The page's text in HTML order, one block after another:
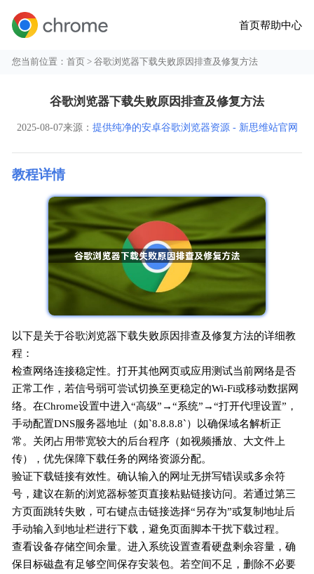
首页帮助中心
您当前位置：首页 > 谷歌浏览器下载失败原因排查及修复方法
谷歌浏览器下载失败原因排查及修复方法
2025-08-07来源： 提供纯净的安卓谷歌浏览器资源 - 新思维站官网
教程详情
以下是关于谷歌浏览器下载失败原因排查及修复方法的详细教
程：
检查网络连接稳定性。打开其他网页或应用测试当前网络是否
正常工作，若信号弱可尝试切换至更稳定的Wi-Fi或移动数据网
络。在Chrome设置中进入“高级”→“系统”→“打开代理设置”，
手动配置DNS服务器地址（如`8.8.8.8`）以确保域名解析正
常。关闭占用带宽较大的后台程序（如视频播放、大文件上
传），优先保障下载任务的网络资源分配。
验证下载链接有效性。确认输入的网址无拼写错误或多余符
号，建议在新的浏览器标签页直接粘贴链接访问。若通过第三
方页面跳转失败，可右键点击链接选择“另存为”或复制地址后
手动输入到地址栏进行下载，避免页面脚本干扰下载过程。
查看设备存储空间余量。进入系统设置查看硬盘剩余容量，确
保目标磁盘有足够空间保存安装包。若空间不足，删除不必要